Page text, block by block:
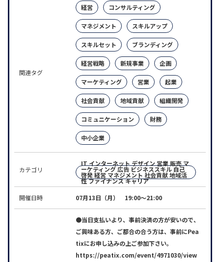
関連タグ
経営 コンサルティング
マネジメント スキルアップ
スキルセット ブランディング
経営戦略 新規事業 企画
マーケティング 営業 起業
社会貢献 地域貢献 組織開発
コミュニケーション 財務
中小企業
カテゴリ
IT インターネット デザイン 営業 販売 マ
ーケティング 広告 ビジネススキル 自己
啓発 経営 マネジメント 社会貢献 地域活
性 ファイナンス キャリア
開催日時
07月13日（月） 19:00～21:00
●当日支払いより、事前決済の方が安いので、
ご興味ある方、ご都合の合う方は、事前にPea
tixにお申し込みの上ご参加下さい。
https://peatix.com/event/4971030/view